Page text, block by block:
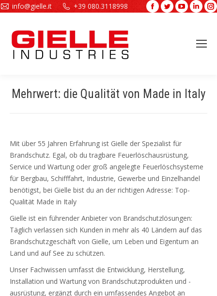
info@gielle.it +39 080.3118998
Facebook
TwitterYouTube
in
Mehrwert: die Qualität von Made in Italy
Mit über 55 Jahren Erfahrung ist Gielle der Spezialist für
Brandschutz. Egal, ob du tragbare Feuerlöschausrüstung,
Service und Wartung oder groß angelegte Feuerlöschsysteme
für Bergbau, Schifffahrt, Industrie, Gewerbe und Einzelhandel
benötigst, bei Gielle bist du an der richtigen Adresse: Top-
Qualität Made in Italy
Gielle ist ein führender Anbieter von Brandschutzlösungen:
Täglich verlassen sich Kunden in mehr als 40 Ländern auf das
Brandschutzgeschäft von Gielle, um Leben und Eigentum an
Land und auf See zu schützen.
Unser Fachwissen umfasst die Entwicklung, Herstellung,
Installation und Wartung von Brandschutzprodukten und -
ausrüstung, ergänzt durch ein umfassendes Angebot an